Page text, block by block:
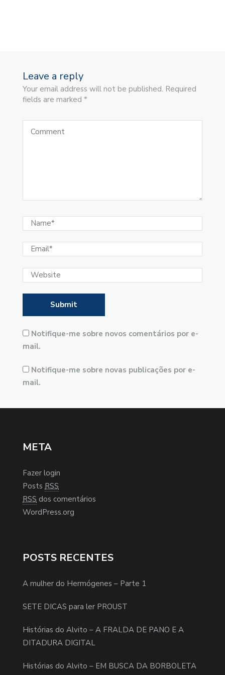
Leave a reply
Your email address will not be published. Required
fields are marked *
Notifique-me sobre novos comentários por e-
mail.
Notifique-me sobre novas publicações por e-
mail.
META
Fazer login
Posts RSS
RSS dos comentários
WordPress.org
POSTS RECENTES
A mulher do Hermógenes – Parte 1
SETE DICAS para ler PROUST
Histórias do Alvito – A FRALDA DE PANO E A
DITADURA DIGITAL
Histórias do Alvito – EM BUSCA DA BORBOLETA